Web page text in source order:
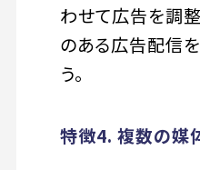
わせて広告を調
のある広告配信
う。
特徴4. 複数の媒